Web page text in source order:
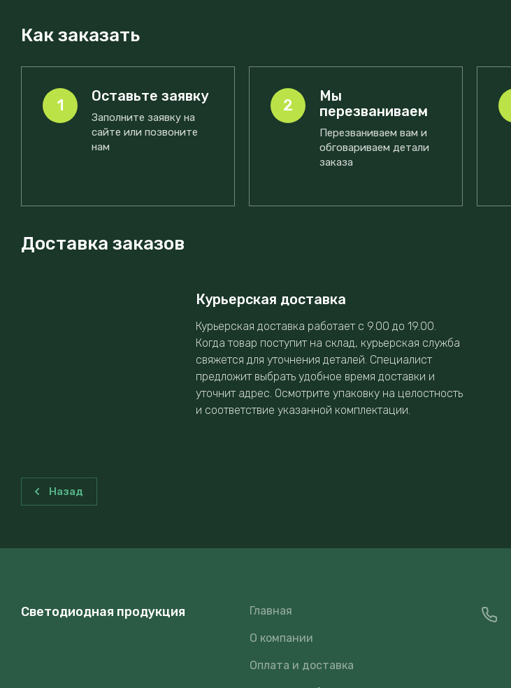
Как заказать
1 Оставьте заявку
Заполните заявку на
сайте или позвоните
нам
2
Мы
перезваниваем
Перезваниваем вам и
обговариваем детали
заказа
Доставка заказов
Курьерская доставка
Курьерская доставка работает с 9.00 до 19.00.
Когда товар поступит на склад, курьерская служба
свяжется для уточнения деталей. Специалист
предложит выбрать удобное время доставки и
уточнит адрес. Осмотрите упаковку на целостность
и соответствие указанной комплектации.
Назад
Светодиодная продукция Главная
О компании
Оплата и доставка